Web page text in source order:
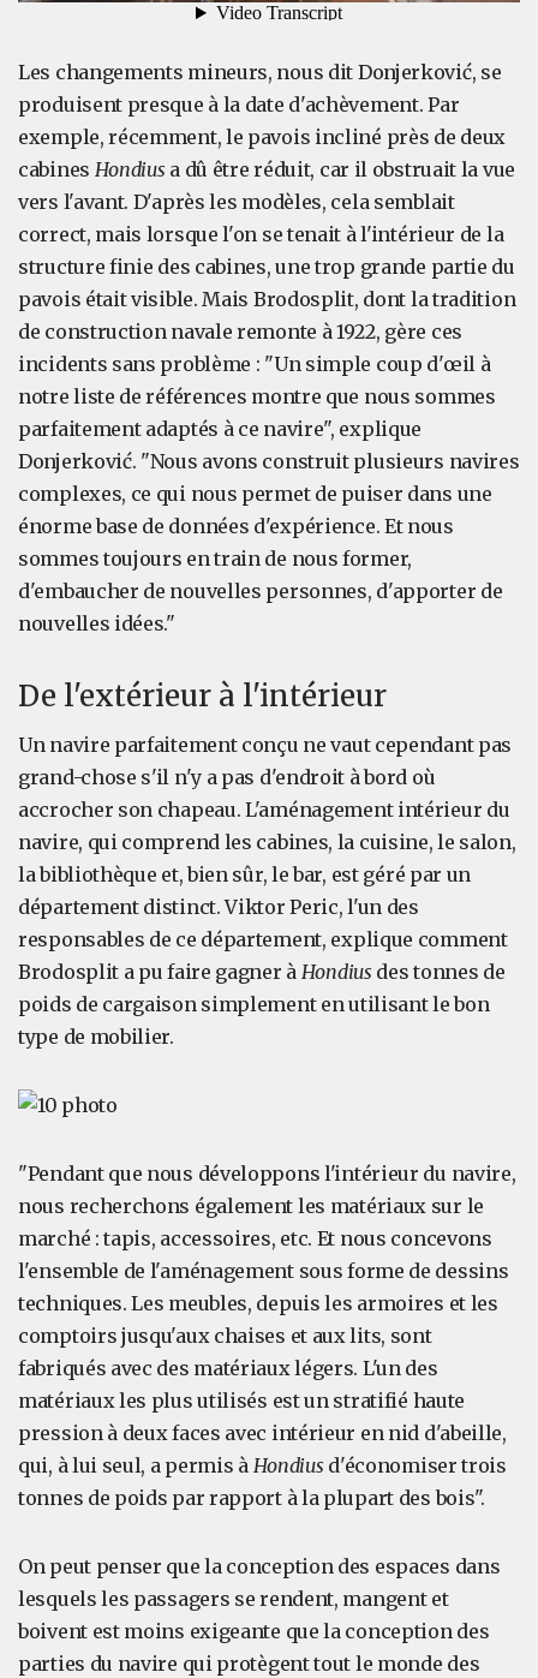
Les changements mineurs, nous dit Donjerković, se
produisent presque à la date d'achèvement. Par
exemple, récemment, le pavois incliné près de deux
cabines Hondius a dû être réduit, car il obstruait la vue
vers l'avant. D'après les modèles, cela semblait
correct, mais lorsque l'on se tenait à l'intérieur de la
structure finie des cabines, une trop grande partie du
pavois était visible. Mais Brodosplit, dont la tradition
de construction navale remonte à 1922, gère ces
incidents sans problème : "Un simple coup d'œil à
notre liste de références montre que nous sommes
parfaitement adaptés à ce navire", explique
Donjerković. "Nous avons construit plusieurs navires
complexes, ce qui nous permet de puiser dans une
énorme base de données d'expérience. Et nous
sommes toujours en train de nous former,
d'embaucher de nouvelles personnes, d'apporter de
nouvelles idées."
De l'extérieur à l'intérieur
Un navire parfaitement conçu ne vaut cependant pas
grand-chose s'il n'y a pas d'endroit à bord où
accrocher son chapeau. L'aménagement intérieur du
navire, qui comprend les cabines, la cuisine, le salon,
la bibliothèque et, bien sûr, le bar, est géré par un
département distinct. Viktor Peric, l'un des
responsables de ce département, explique comment
Brodosplit a pu faire gagner à Hondius des tonnes de
poids de cargaison simplement en utilisant le bon
type de mobilier.
"Pendant que nous développons l'intérieur du navire,
nous recherchons également les matériaux sur le
marché : tapis, accessoires, etc. Et nous concevons
l'ensemble de l'aménagement sous forme de dessins
techniques. Les meubles, depuis les armoires et les
comptoirs jusqu'aux chaises et aux lits, sont
fabriqués avec des matériaux légers. L'un des
matériaux les plus utilisés est un stratifié haute
pression à deux faces avec intérieur en nid d'abeille,
qui, à lui seul, a permis à Hondius d'économiser trois
tonnes de poids par rapport à la plupart des bois".
On peut penser que la conception des espaces dans
lesquels les passagers se rendent, mangent et
boivent est moins exigeante que la conception des
parties du navire qui protègent tout le monde des